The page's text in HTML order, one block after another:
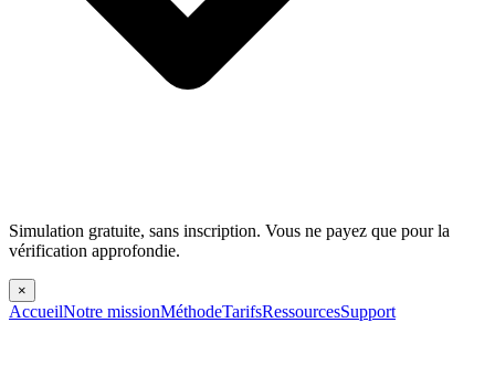
Simulation gratuite, sans inscription. Vous ne payez que pour la
vérification approfondie.
×
AccueilNotre missionMéthodeTarifsRessourcesSupport